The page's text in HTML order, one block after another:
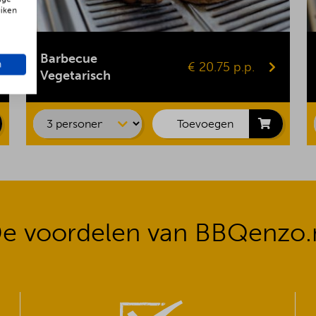
Barbecue
Vegetarisch
€ 20.75 p.p.
Vegaburger
Groentespies
Portobello
Toevoegen
voordelen van